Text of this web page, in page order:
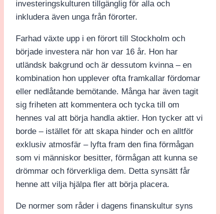
investeringskulturen tillgänglig för alla och
inkludera även unga från förorter.
Farhad växte upp i en förort till Stockholm och
började investera när hon var 16 år. Hon har
utländsk bakgrund och är dessutom kvinna – en
kombination hon upplever ofta framkallar fördomar
eller nedlåtande bemötande. Många har även tagit
sig friheten att kommentera och tycka till om
hennes val att börja handla aktier. Hon tycker att vi
borde – istället för att skapa hinder och en alltför
exklusiv atmosfär – lyfta fram den fina förmågan
som vi människor besitter, förmågan att kunna se
drömmar och förverkliga dem. Detta synsätt får
henne att vilja hjälpa fler att börja placera.
De normer som råder i dagens finanskultur syns